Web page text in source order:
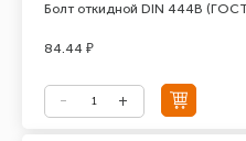
Болт откидной DIN 444В
84.44 ₽